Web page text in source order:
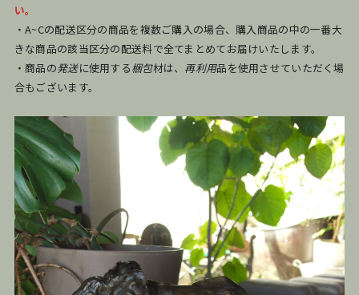
い。
・A~Cの配送区分の商品を複数ご購入の場合、購入商品の中の一番大
きな商品の該当区分の配送料で全てまとめてお届けいたします。
・商品の発送に使用する梱包材は、 再利用品を使用させていただく場
合もございます。